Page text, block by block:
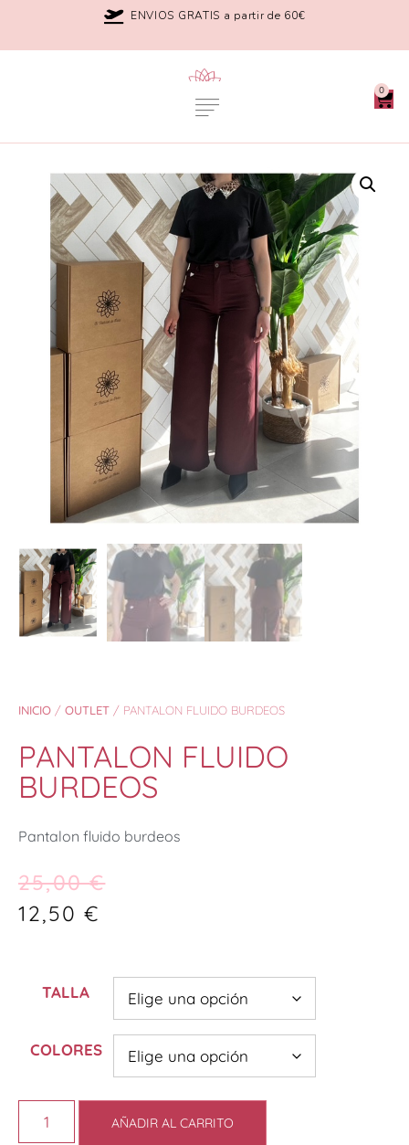
ENVIOS GRATIS a partir de 60€
0
INICIO / OUTLET / PANTALON FLUIDO BURDEOS
PANTALON FLUIDO
BURDEOS
Pantalon fluido burdeos
25,00€
12,50€
TALLA
COLORES
AÑADIR AL CARRITO